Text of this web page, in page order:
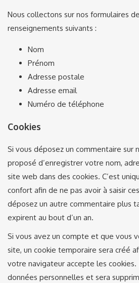
Nous collectons sur nos formulaires
renseignements suivants :
Nom
Prénom
Adresse postale
Adresse email
Numéro de téléphone
Cookies
Si vous déposez un commentaire sur
proposé d’enregistrer votre nom,
site web dans des cookies. C’est
confort afin de ne pas avoir à saisir
déposez un autre commentaire plus
expirent au bout d’un an.
Si vous avez un compte et que vous
site, un cookie temporaire sera créé
votre navigateur accepte les
données personnelles et sera